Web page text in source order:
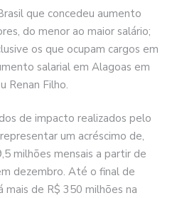
que concedeu aumento
do menor ao maior salário;
os que ocupam cargos em
salarial em Alagoas em
Renan Filho.
de impacto realizados pelo
um acréscimo de,
milhões mensais a partir de
dezembro. Até o final de
de R$ 350 milhões na